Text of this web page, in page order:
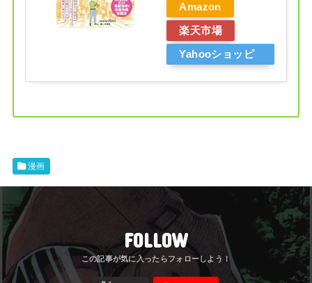
Amazon
楽天市場
Yahooショッピ
漫画
FOLLOW